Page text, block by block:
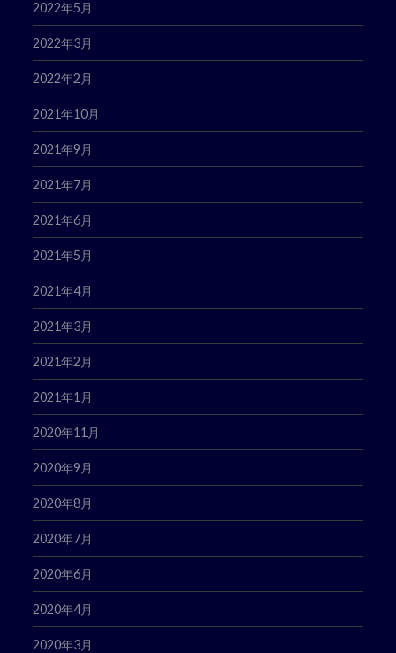
2022年5月
2022年3月
2022年2月
2021年10月
2021年9月
2021年7月
2021年6月
2021年5月
2021年4月
2021年3月
2021年2月
2021年1月
2020年11月
2020年9月
2020年8月
2020年7月
2020年6月
2020年4月
2020年3月